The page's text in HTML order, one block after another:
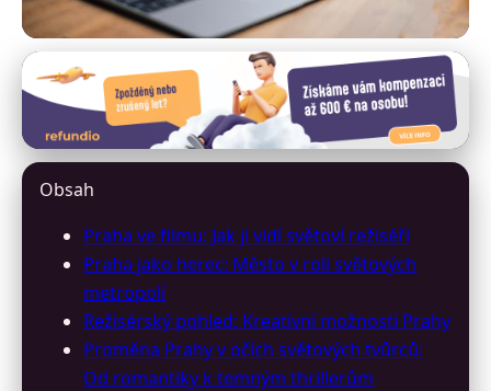
program-prazskych-kin.cz
Praha na filmovém plátně: Jak
ji vidí režiséři z celého světa
Obsah
Praha ve filmu: Jak ji vidí světoví režiséři
Praha jako herec: Město v roli světových
metropolí
Režisérský pohled: Kreativní možnosti Prahy
Proměna Prahy v očích světových tvůrců:
Od romantiky k temným thrillerům